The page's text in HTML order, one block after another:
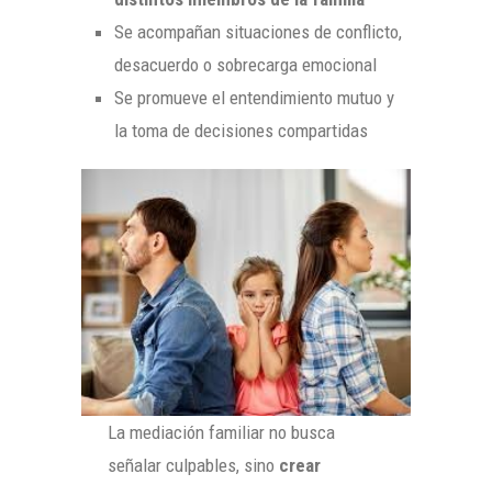
Se acompañan situaciones de conflicto,
desacuerdo o sobrecarga emocional
Se promueve el entendimiento mutuo y
la toma de decisiones compartidas
La mediación familiar no busca
señalar culpables, sino crear